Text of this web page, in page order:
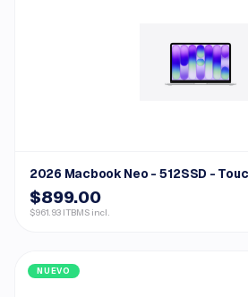
2026 Macbook Neo - 512SSD -
$899.00
$961.93 ITBMS incl.
NUEVO